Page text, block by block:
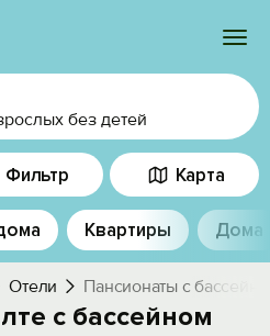
без детей
Фильтр Карта
Квартиры Дома
Отели Пансионаты с
с бассейном